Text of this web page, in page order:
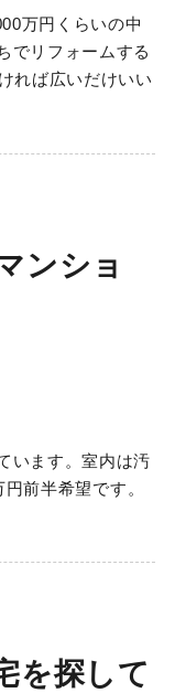
万円くらいの中
でリフォームする
れば広いだけいい
ンショ
います。室内は汚
前半希望です。
を探して